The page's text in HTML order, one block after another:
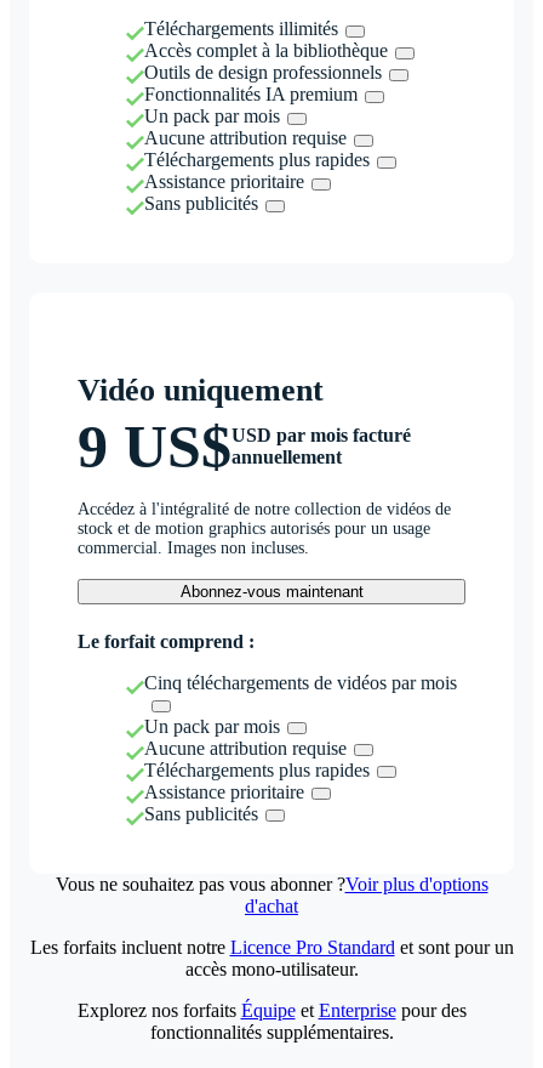
Téléchargements illimités
Accès complet à la bibliothèque
Outils de design professionnels
Fonctionnalités IA premium
Un pack par mois
Aucune attribution requise
Téléchargements plus rapides
Assistance prioritaire
Sans publicités
Vidéo uniquement
9 US$USD par mois facturé
annuellement
Accédez à l'intégralité de notre collection de vidéos de
stock et de motion graphics autorisés pour un usage
commercial. Images non incluses.
Abonnez-vous maintenant
Le forfait comprend :
Cinq téléchargements de vidéos par mois
Un pack par mois
Aucune attribution requise
Téléchargements plus rapides
Assistance prioritaire
Sans publicités
Vous ne souhaitez pas vous abonner ?Voir plus d'options
d'achat
Les forfaits incluent notre Licence Pro Standard et sont pour un
accès mono-utilisateur.
Explorez nos forfaits Équipeet Enterprisepour des
fonctionnalités supplémentaires.